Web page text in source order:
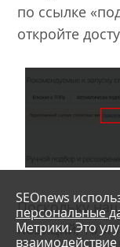
по ссылке
откройте
Поскольку
позиций, то и
SEOnews
персональные
Метрики. Это